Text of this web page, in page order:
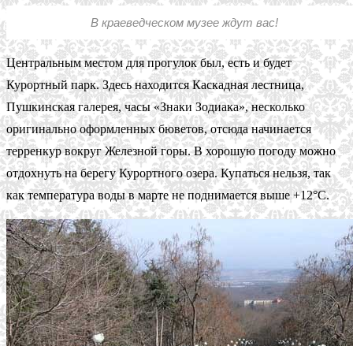
В краеведческом музее ждут вас!
Центральным местом для прогулок был, есть и будет
Курортный парк. Здесь находится Каскадная лестница,
Пушкинская галерея, часы «Знаки Зодиака», несколько
оригинально оформленных бюветов, отсюда начинается
терренкур вокруг Железной горы. В хорошую погоду можно
отдохнуть на берегу Курортного озера. Купаться нельзя, так
как температура воды в марте не поднимается выше +12°С.